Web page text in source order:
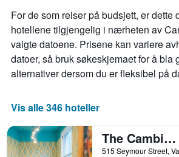
For de som reiser på budsjett, er dette
hotellene tilgjengelig i nærheten av
valgte datoene. Prisene kan variere
datoer, så bruk søkeskjemaet for å bla
alternativer dersom du er fleksibel på
Vis alle 346 hoteller
The Cambie Hostel Seymour